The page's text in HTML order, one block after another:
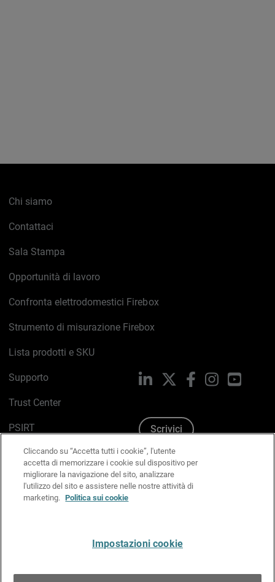
Chi siamo
Contattaci
Sala Stampa
Opportunità di lavoro
Confronta elettrodomestici Firebox
Strumento di misurazione Firebox
Lista prodotti e SKU
Supporto
Trust Center
PSIRT
Politica sui cookie
Informativa sulla privacy
Kit Media & Brand
LinkedIn FacebookInstagram
Scrivici
Cliccando su “Accetta tutti i cookie”, l'utente
accetta di memorizzare i cookie sul dispositivo per
migliorare la navigazione del sito, analizzare
l'utilizzo del sito e assistere nelle nostre attività di
marketing. Politica sui cookie
Impostazioni cookie